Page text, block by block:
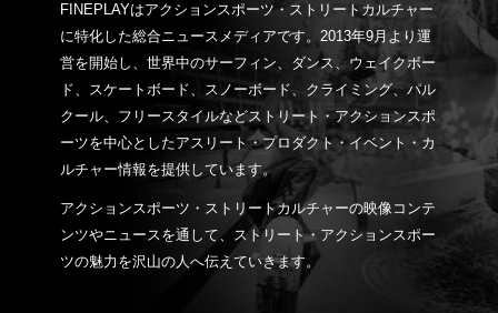
FINEPLAYはアクションスポーツ・ストリートカルチャー
に特化した総合ニュースメディアです。2013年9月より運
営を開始し、世界中のサーフィン、ダンス、ウェイクボー
ド、スケートボード、スノーボード、クライミング、パル
クール、フリースタイルなどストリート・アクションスポ
ーツを中心としたアスリート・プロダクト・イベント・カ
ルチャー情報を提供しています。
アクションスポーツ・ストリートカルチャーの映像コンテ
ンツやニュースを通して、ストリート・アクションスポー
ツの魅力を沢山の人へ伝えていきます。